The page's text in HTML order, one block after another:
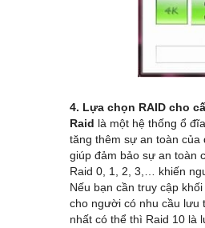
4. Lựa chọn RAID cho
Raid là một hệ thống ổ
tăng thêm sự an toàn
giúp đảm bảo sự an toàn
Raid 0, 1, 2, 3,… khiến
Nếu bạn cần truy cập
cho người có nhu cầu lưu
nhất có thể thì Raid 10 là